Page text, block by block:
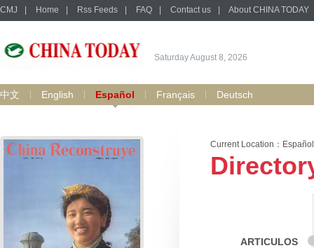
CMJ Home Rss Feeds FAQ Contact us About CHINA TODAY
Saturday August 8, 2026
中文 English Español Français Deutsch
Current Location： Español
ARTICULOS